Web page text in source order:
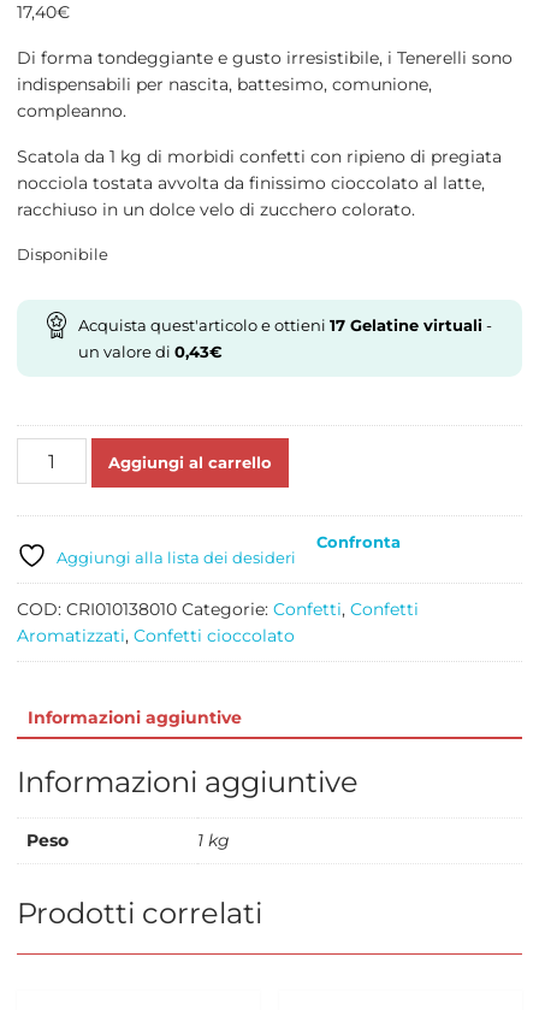
17,40€
Di forma tondeggiante e gusto irresistibile, i Tenerelli sono
indispensabili per nascita, battesimo, comunione,
compleanno.
Scatola da 1 kg di morbidi confetti con ripieno di pregiata
nocciola tostata avvolta da finissimo cioccolato al latte,
racchiuso in un dolce velo di zucchero colorato.
Disponibile
Acquista quest'articolo e ottieni 17Gelatine virtuali-
un valore di 0,43€
TENERELLI
1
quantità
Aggiungi al carrello
Aggiungi alla lista dei desideri
Confronta
COD: CRI010138010 Categorie: Confetti, Confetti
Aromatizzati, Confetti cioccolato
Informazioni aggiuntive
Informazioni aggiuntive
Peso 1 kg
Prodotti correlati